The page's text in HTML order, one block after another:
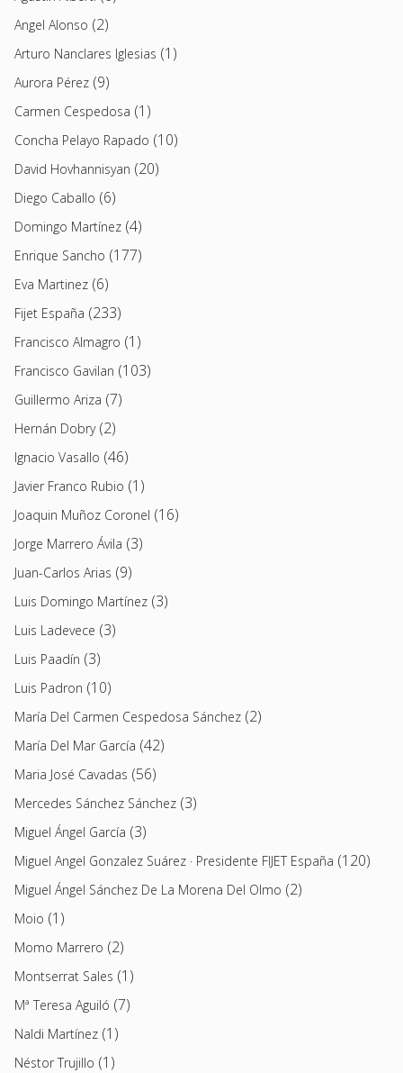
Angel Alonso (2)
Arturo Nanclares Iglesias (1)
Aurora Pérez (9)
Carmen Cespedosa (1)
Concha Pelayo Rapado (10)
David Hovhannisyan (20)
Diego Caballo (6)
Domingo Martínez (4)
Enrique Sancho (177)
Eva Martinez (6)
Fijet España (233)
Francisco Almagro (1)
Francisco Gavilan (103)
Guillermo Ariza (7)
Hernán Dobry(2)
Ignacio Vasallo (46)
Javier Franco Rubio (1)
Joaquin Muñoz Coronel (16)
Jorge Marrero Ávila (3)
Juan-Carlos Arias (9)
Luis Domingo Martínez (3)
Luis Ladevece (3)
Luis Paadín (3)
Luis Padron (10)
María Del Carmen Cespedosa Sánchez (2)
María Del Mar García (42)
Maria José Cavadas (56)
Mercedes Sánchez Sánchez (3)
Miguel Ángel García (3)
Miguel Angel Gonzalez Suárez · Presidente FIJET España (120)
Miguel Ángel Sánchez De La Morena Del Olmo (2)
Moio (1)
Momo Marrero (2)
Montserrat Sales (1)
Mª Teresa Aguiló (7)
Naldi Martínez (1)
Néstor Trujillo (1)